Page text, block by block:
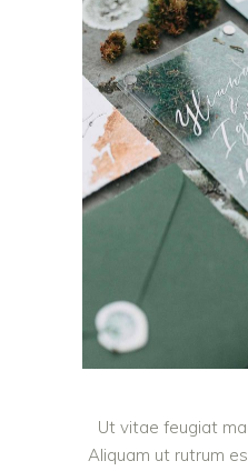
Ut vitae feugiat
Aliquam ut rutrum